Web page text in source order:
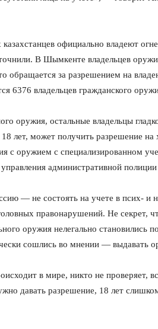
казахстанцев официально владеют
В Шымкенте владельцев
обращается за разрешением на
6376 владельцев гражданского
оружия, остальные владельцы
лет, может получить разрешение
с оружием с специализированном
управления административной
— не состоять на учете в псих- и
правонарушений. Не секрет,
оружия нелегально
сошлись во мнении — выдавать
в мире, никто не проверяет,
давать разрешение, 18 лет